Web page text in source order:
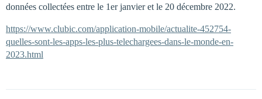
données collectées entre le 1er janvier et le 20 décembre 2022.
https://www.clubic.com/application-mobile/actualite-452754-
quelles-sont-les-apps-les-plus-telechargees-dans-le-monde-en-
2023.html